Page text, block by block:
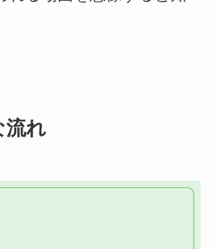
流れ